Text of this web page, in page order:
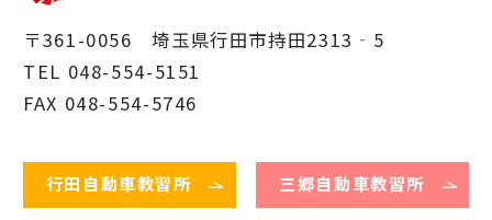
〒361-0056 埼玉県行田市持田2313‐5
TEL 048-554-5151
FAX 048-554-5746
行田自動車教習所 三郷自動車教習所